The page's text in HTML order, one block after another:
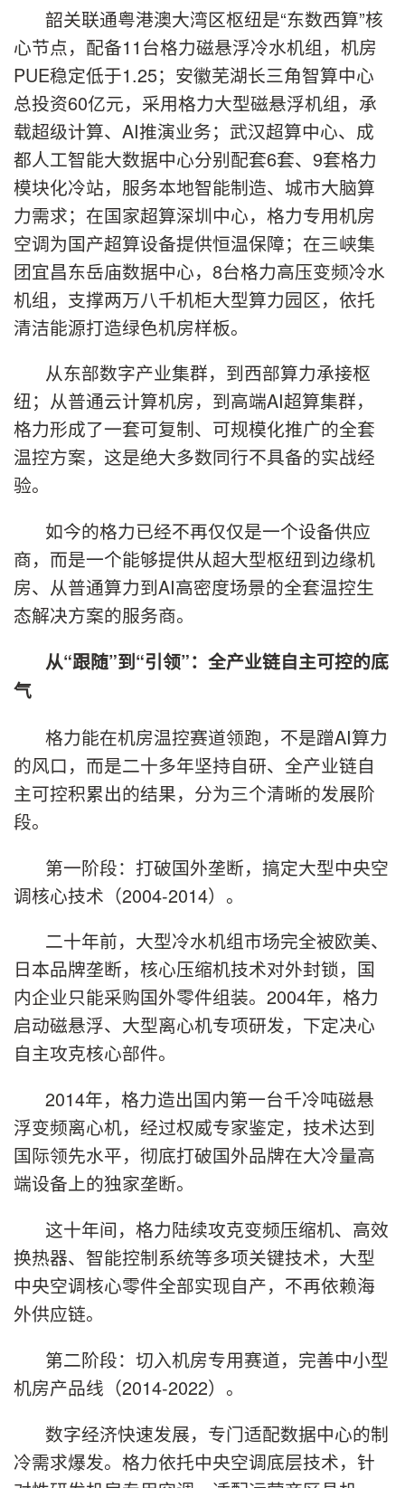
韶关联通粤港澳大湾区枢纽是“东数西算”核
心节点，配备11台格力磁悬浮冷水机组，机房
PUE稳定低于1.25；安徽芜湖长三角智算中心
总投资60亿元，采用格力大型磁悬浮机组，承
载超级计算、AI推演业务；武汉超算中心、成
都人工智能大数据中心分别配套6套、9套格力
模块化冷站，服务本地智能制造、城市大脑算
力需求；在国家超算深圳中心，格力专用机房
空调为国产超算设备提供恒温保障；在三峡集
团宜昌东岳庙数据中心，8台格力高压变频冷水
机组，支撑两万八千机柜大型算力园区，依托
清洁能源打造绿色机房样板。
从东部数字产业集群，到西部算力承接枢
纽；从普通云计算机房，到高端AI超算集群，
格力形成了一套可复制、可规模化推广的全套
温控方案，这是绝大多数同行不具备的实战经
验。
如今的格力已经不再仅仅是一个设备供应
商，而是一个能够提供从超大型枢纽到边缘机
房、从普通算力到AI高密度场景的全套温控生
态解决方案的服务商。
从“跟随”到“引领”：全产业链自主可控的底
气
格力能在机房温控赛道领跑，不是蹭AI算力
的风口，而是二十多年坚持自研、全产业链自
主可控积累出的结果，分为三个清晰的发展阶
段。
第一阶段：打破国外垄断，搞定大型中央空
调核心技术（2004-2014）。
二十年前，大型冷水机组市场完全被欧美、
日本品牌垄断，核心压缩机技术对外封锁，国
内企业只能采购国外零件组装。2004年，格力
启动磁悬浮、大型离心机专项研发，下定决心
自主攻克核心部件。
2014年，格力造出国内第一台千冷吨磁悬
浮变频离心机，经过权威专家鉴定，技术达到
国际领先水平，彻底打破国外品牌在大冷量高
端设备上的独家垄断。
这十年间，格力陆续攻克变频压缩机、高效
换热器、智能控制系统等多项关键技术，大型
中央空调核心零件全部实现自产，不再依赖海
外供应链。
第二阶段：切入机房专用赛道，完善中小型
机房产品线（2014-2022）。
数字经济快速发展，专门适配数据中心的制
冷需求爆发。格力依托中央空调底层技术，针